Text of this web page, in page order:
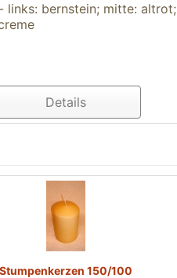
links: bernstein; mitte: altrot;
Details
Stumpenkerzen 150/100